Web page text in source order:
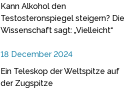
Kann Alkohol den
Testosteronspiegel steigern? Die
Wissenschaft sagt: „Vielleicht“
18 December 2024
Ein Teleskop der Weltspitze auf
der Zugspitze